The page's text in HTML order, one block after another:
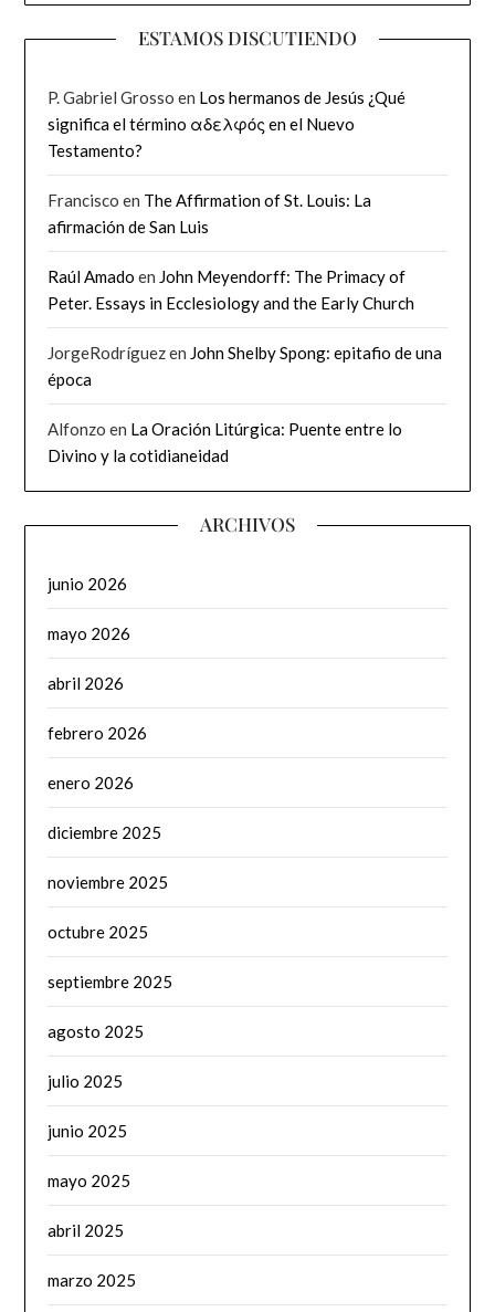
ESTAMOS DISCUTIENDO
P. Gabriel Grosso en Los hermanos de Jesús ¿Qué
significa el término αδελφός en el Nuevo
Testamento?
Francisco en The Affirmation of St. Louis: La
afirmación de San Luis
Raúl Amado en John Meyendorff: The Primacy of
Peter. Essays in Ecclesiology and the Early Church
JorgeRodríguezen John Shelby Spong: epitafio de una
época
Alfonzo en La Oración Litúrgica: Puente entre lo
Divino y la cotidianeidad
ARCHIVOS
junio 2026
mayo 2026
abril 2026
febrero 2026
enero 2026
diciembre 2025
noviembre 2025
octubre 2025
septiembre 2025
agosto 2025
julio 2025
junio 2025
mayo 2025
abril 2025
marzo 2025